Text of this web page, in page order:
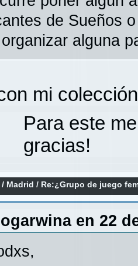
de Sueños
organizar alguna
mi
Para este
gracias!
/ Madrid / Re:¿Grupo de juego
en 22